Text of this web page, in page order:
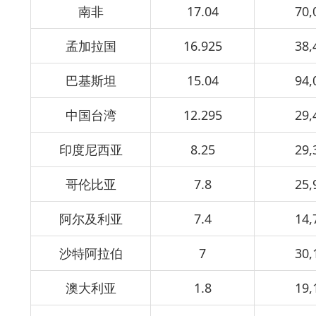
南非 17.04
孟加拉国 16.925
巴基斯坦 15.04
中国台湾 12.295
印度尼西亚 8.25
哥伦比亚 7.8
阿尔及利亚 7.4
沙特阿拉伯 7
澳大利亚 1.8